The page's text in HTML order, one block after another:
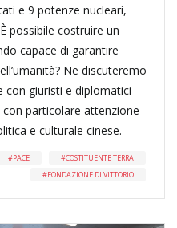
e 9 potenze nucleari,
possibile costruire un
capace di garantire
Ne discuteremo
giuristi e diplomatici
particolare attenzione
e culturale cinese.
PACE
COSTITUENTE TERRA
FONDAZIONE DI VITTORIO